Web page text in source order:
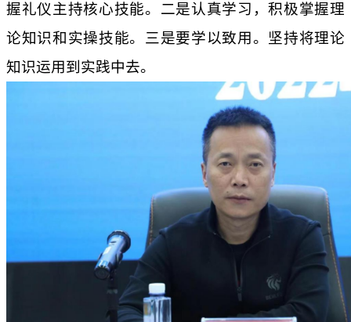
握礼仪主持核心技能。二是认真学习，积极掌握理
论知识和实操技能。三是要学以致用。坚持将理论
知识运用到实践中去。